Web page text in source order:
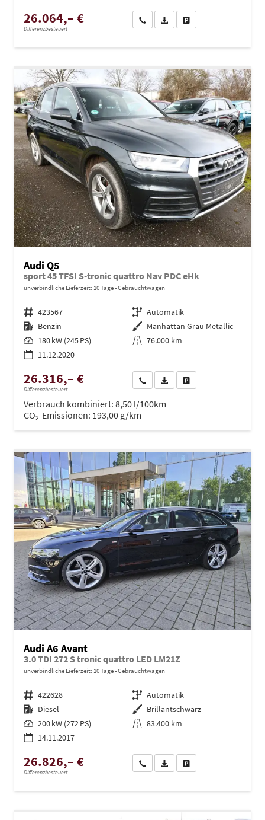
26.064,– €
Differenzbesteuert
Wir rufen Sie anPDF-Datei, Fahrzeugexposé
Audi Q5
sport 45 TFSI S-tronic quattro Nav PDC eHk
unverbindliche Lieferzeit: 10 Tage Gebrauchtwagen
Fahrzeugnr. 423567 Getriebe Automatik
Kraftstoff Benzin Außenfarbe Manhattan Grau Metallic
Leistung 180 kW (245 PS) Kilometerstand 76.000 km
11.12.2020
26.316,– €
Differenzbesteuert
Wir rufen Sie anPDF-Datei, Fahrzeugexposé
Verbrauch kombiniert: 8,50 l/100km
CO2-Emissionen: 193,00 g/km
Audi A6 Avant
3.0 TDI 272 S tronic quattro LED LM21Z
unverbindliche Lieferzeit: 10 Tage Gebrauchtwagen
Fahrzeugnr. 422628 Getriebe Automatik
Kraftstoff Diesel Außenfarbe Brillantschwarz
Leistung 200 kW (272 PS) Kilometerstand 83.400 km
14.11.2017
26.826,– €
Differenzbesteuert
Wir rufen Sie anPDF-Datei, Fahrzeugexposé